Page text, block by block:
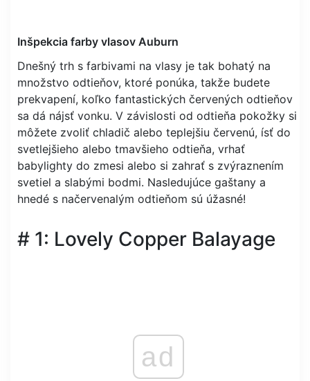
Inšpekcia farby vlasov Auburn
Dnešný trh s farbivami na vlasy je tak bohatý na
množstvo odtieňov, ktoré ponúka, takže budete
prekvapení, koľko fantastických červených odtieňov
sa dá nájsť vonku. V závislosti od odtieňa pokožky si
môžete zvoliť chladič alebo teplejšiu červenú, ísť do
svetlejšieho alebo tmavšieho odtieňa, vrhať
babylighty do zmesi alebo si zahrať s zvýraznením
svetiel a slabými bodmi. Nasledujúce gaštany a
hnedé s načervenalým odtieňom sú úžasné!
# 1: Lovely Copper Balayage
ad